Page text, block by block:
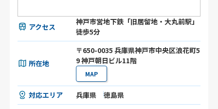
アクセス
神戸市営地下鉄「旧居留地・大丸前駅」
徒歩5分
所在地
〒650-0035 兵庫県神戸市中央区浪花町5
9 神戸朝日ビル11階
MAP
対応エリア 兵庫県 徳島県